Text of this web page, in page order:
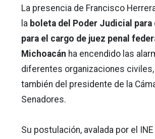
La presencia de Francisco
la boleta del Poder Judicial
para el cargo de juez penal
Michoacán ha encendido las
diferentes organizaciones civiles,
también del presidente de la
Senadores.
Su postulación, avalada por el